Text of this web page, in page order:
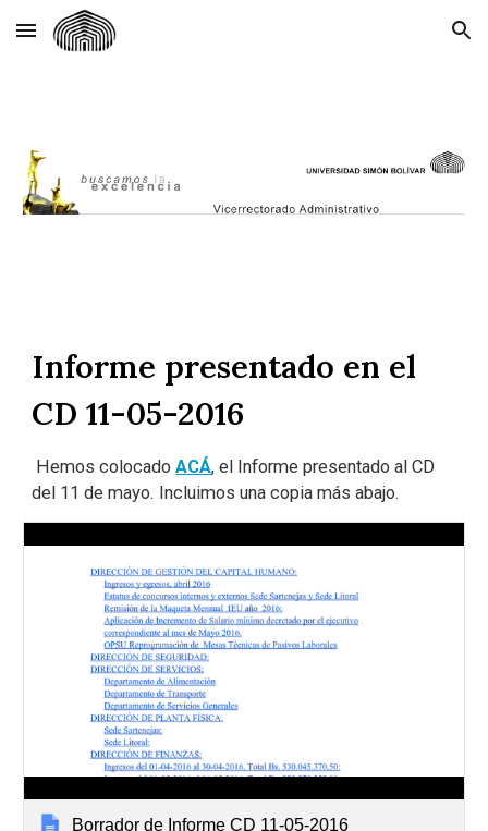
Skip to main content Skip to navigation
Informe presentado en el
CD 11-05-2016
Hemos colocadoACÁ, el Informe presentado al CD
del 11 de mayo. Incluimos una copia más abajo.
Borrador de Informe CD 11-05-2016